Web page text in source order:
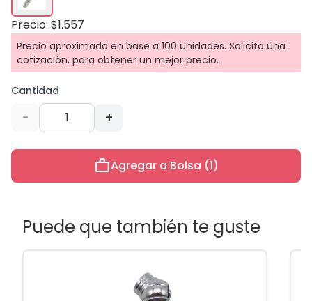
Precio: $1.557
Precio aproximado en base a 100 unidades. Solicita una
cotización, para obtener un mejor precio.
Cantidad
- +
workAgregar a Bolsa (1)
Puede que también te guste